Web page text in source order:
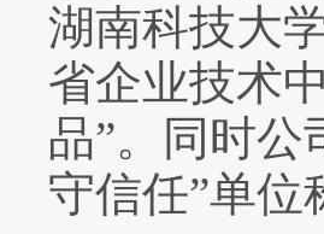
湖南科技大
省企业技术
品”。同时公
守信任”单位